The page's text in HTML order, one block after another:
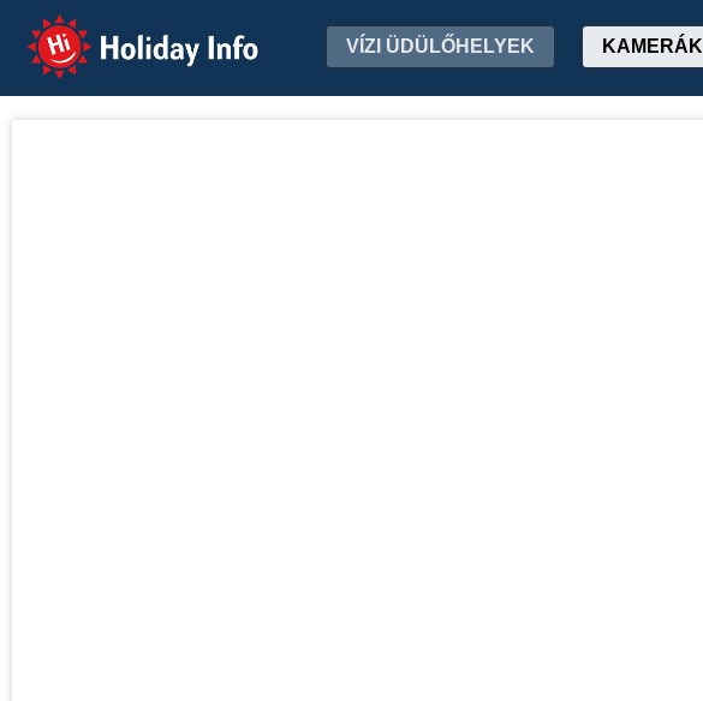
Holiday Info VÍZI ÜDÜLŐHELYEK KAMERÁK